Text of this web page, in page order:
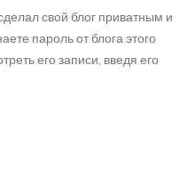
свой блог приватным и
пароль от блога этого
его записи, введя его